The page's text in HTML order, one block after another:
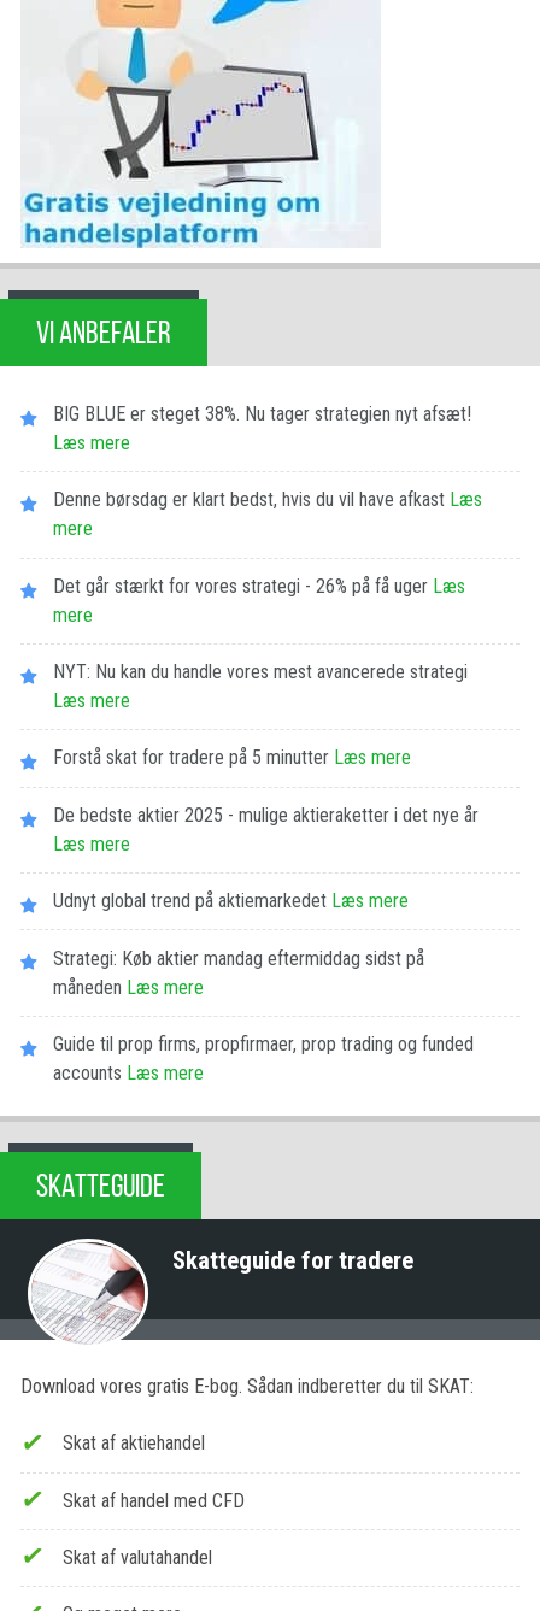
VI ANBEFALER
BIG BLUE er steget 38%. Nu tager strategien nyt afsæt!
Læs mere
Denne børsdag er klart bedst, hvis du vil have afkast Læs
mere
Det går stærkt for vores strategi - 26% på få uger Læs
mere
NYT: Nu kan du handle vores mest avancerede strategi
Læs mere
Forstå skat for tradere på 5 minutter Læs mere
De bedste aktier 2025 - mulige aktieraketter i det nye år
Læs mere
Udnyt global trend på aktiemarkedet Læs mere
Strategi: Køb aktier mandag eftermiddag sidst på
måneden Læs mere
Guide til prop firms, propfirmaer, prop trading og funded
accounts Læs mere
SKATTEGUIDE
Skatteguide for tradere
Download vores gratis E-bog. Sådan indberetter du til SKAT:
Skat af aktiehandel
Skat af handel med CFD
Skat af valutahandel